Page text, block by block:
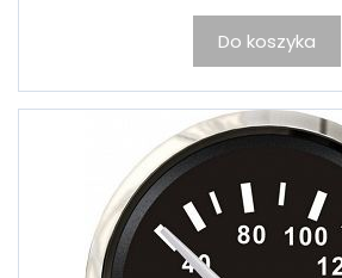
Do koszyka